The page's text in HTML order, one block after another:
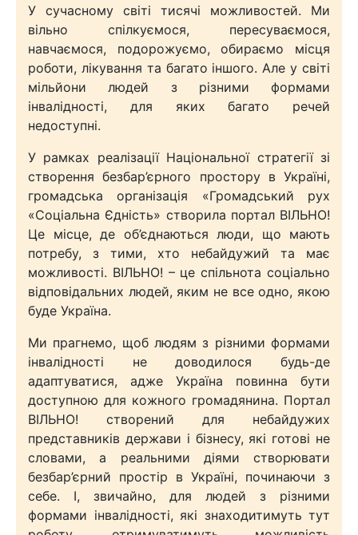
У сучасному світі тисячі можливостей. Ми
вільно спілкуємося, пересуваємося,
навчаємося, подорожуємо, обираємо місця
роботи, лікування та багато іншого. Але у світі
мільйони людей з різними формами
інвалідності, для яких багато речей
недоступні.
У рамках реалізації Національної стратегії зі
створення безбар’єрного простору в Україні,
громадська організація «Громадський рух
«Соціальна Єдність» створила портал ВІЛЬНО!
Це місце, де об’єднаються люди, що мають
потребу, з тими, хто небайдужий та має
можливості. ВІЛЬНО! – це спільнота соціально
відповідальних людей, яким не все одно, якою
буде Україна.
Ми прагнемо, щоб людям з різними формами
інвалідності не доводилося будь-де
адаптуватися, адже Україна повинна бути
доступною для кожного громадянина. Портал
ВІЛЬНО! створений для небайдужих
представників держави і бізнесу, які готові не
словами, а реальними діями створювати
безбар’єрний простір в Україні, починаючи з
себе. І, звичайно, для людей з різними
формами інвалідності, які знаходитимуть тут